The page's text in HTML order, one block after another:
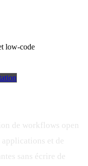
low-code
de workflows open
et de
sans écrire de